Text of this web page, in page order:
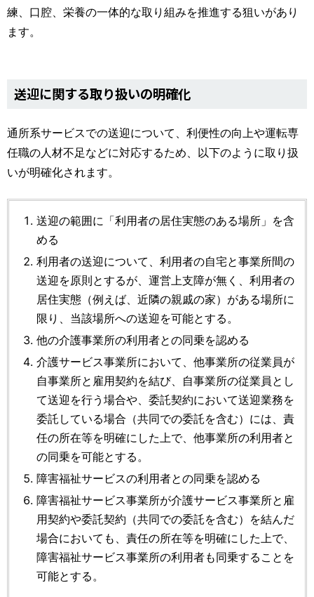
練、口腔、栄養の一体的な取り組みを推進する狙いがあり
ます。
送迎に関する取り扱いの明確化
通所系サービスでの送迎について、利便性の向上や運転専
任職の人材不足などに対応するため、以下のように取り扱
いが明確化されます。
送迎の範囲に「利用者の居住実態のある場所」を含
める
利用者の送迎について、利用者の自宅と事業所間の
送迎を原則とするが、運営上支障が無く、利用者の
居住実態（例えば、近隣の親戚の家）がある場所に
限り、当該場所への送迎を可能とする。
他の介護事業所の利用者との同乗を認める
介護サービス事業所において、他事業所の従業員が
自事業所と雇用契約を結び、自事業所の従業員とし
て送迎を行う場合や、委託契約において送迎業務を
委託している場合（共同での委託を含む）には、責
任の所在等を明確にした上で、他事業所の利用者と
の同乗を可能とする。
障害福祉サービスの利用者との同乗を認める
障害福祉サービス事業所が介護サービス事業所と雇
用契約や委託契約（共同での委託を含む）を結んだ
場合においても、責任の所在等を明確にした上で、
障害福祉サービス事業所の利用者も同乗することを
可能とする。